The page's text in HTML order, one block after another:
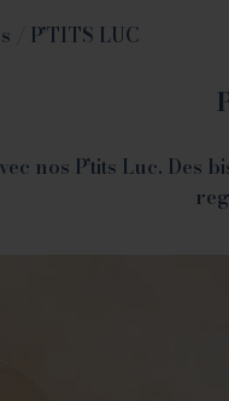
/ P’TITS LUC
nos P’tits Luc.